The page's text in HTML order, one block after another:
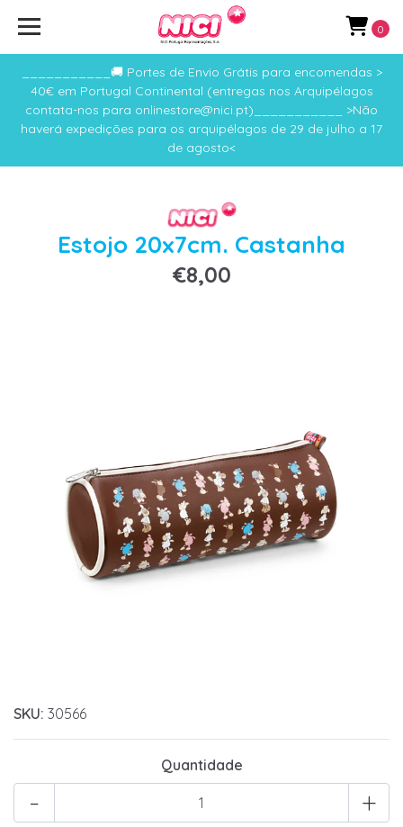
___________🚚 Portes de Envio Grátis para encomendas >
40€ em Portugal Continental (entregas nos Arquipélagos
contata-nos para onlinestore@nici.pt)___________ >Não
haverá expedições para os arquipélagos de 29 de julho a 17
de agosto<
0
Estojo 20x7cm. Castanha
€8,00
SKU: 30566
Quantidade
+
-